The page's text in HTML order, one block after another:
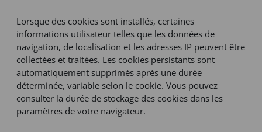
Lorsque des cookies sont installés, certaines
informations utilisateur telles que les données de
navigation, de localisation et les adresses IP peuvent être
collectées et traitées. Les cookies persistants sont
automatiquement supprimés après une durée
déterminée, variable selon le cookie. Vous pouvez
consulter la durée de stockage des cookies dans les
paramètres de votre navigateur.